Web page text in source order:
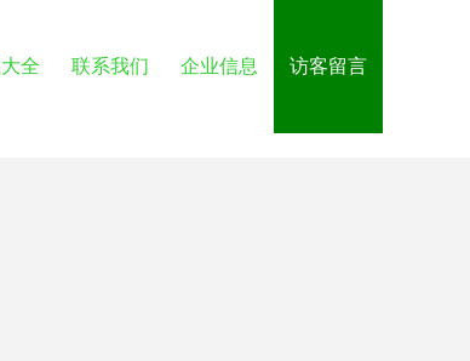
全 联系我们 企业信息 访客留言